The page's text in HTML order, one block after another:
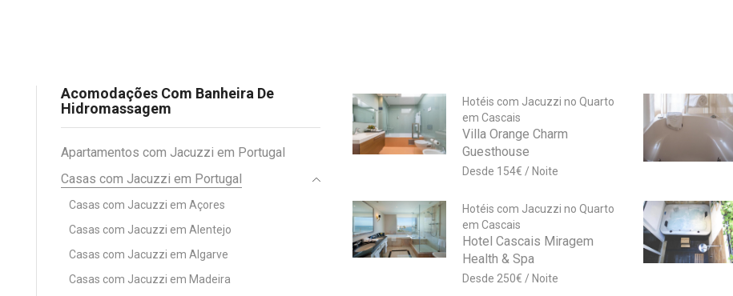
Acomodações Com Banheira De
Hidromassagem
Apartamentos com Jacuzzi em Portugal
Casas com Jacuzzi em Portugal
Casas com Jacuzzi em Açores
Casas com Jacuzzi em Alentejo
Casas com Jacuzzi em Algarve
Casas com Jacuzzi em Madeira
Hotéis com Jacuzzi no Quarto
em Cascais
Villa Orange Charm
Guesthouse
154€
Hotéis com Jacuzzi no Quarto
em Cascais
Hotel Cascais Miragem
Health & Spa
250€